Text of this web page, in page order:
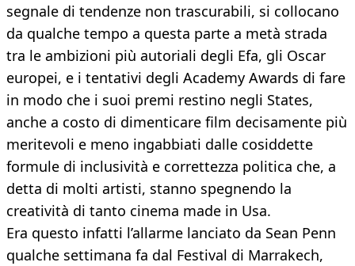
segnale di tendenze non trascurabili, si collocano
da qualche tempo a questa parte a metà strada
tra le ambizioni più autoriali degli Efa, gli Oscar
europei, e i tentativi degli Academy Awards di fare
in modo che i suoi premi restino negli States,
anche a costo di dimenticare film decisamente più
meritevoli e meno ingabbiati dalle cosiddette
formule di inclusività e correttezza politica che, a
detta di molti artisti, stanno spegnendo la
creatività di tanto cinema made in Usa.
Era questo infatti l’allarme lanciato da Sean Penn
qualche settimana fa dal Festival di Marrakech,